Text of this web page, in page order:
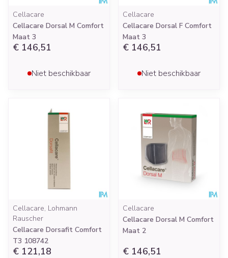
Cellacare
Cellacare Dorsal M Comfort
Maat 3
€ 146,51
Niet beschikbaar
Cellacare
Cellacare Dorsal F Comfort
Maat 3
€ 146,51
Niet beschikbaar
Cellacare, Lohmann
Rauscher
Cellacare Dorsafit Comfort
T3 108742
€ 121,18
Cellacare
Cellacare Dorsal M Comfort
Maat 2
€ 146,51